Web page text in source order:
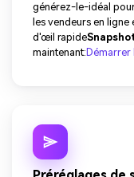
générez-le-idéal
les vendeurs en
d'œil rapide
maintenant: Démarrer